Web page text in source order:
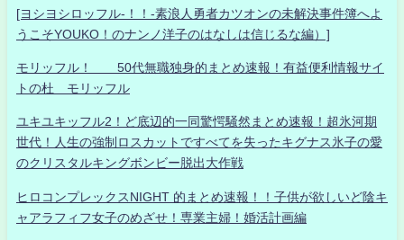
[ヨシヨシロッフル-！！-素浪人勇者カツオンの未解決事件簿へよ
うこそYOUKO！のナンノ洋子のはなしは信じるな編）]
モリッフル！ 50代無職独身的まとめ速報！有益便利情報サイ
トの杜 モリッフル
ユキユキッフル2！ど底辺的一同驚愕騒然まとめ速報！超氷河期
世代！人生の強制ロスカットですべてを失ったキグナス氷子の愛
のクリスタルキングボンビー脱出大作戦
ヒロコンプレックスNIGHT 的まとめ速報！！子供が欲しいど陰キ
ャアラフィフ女子のめざせ！専業主婦！婚活計画編